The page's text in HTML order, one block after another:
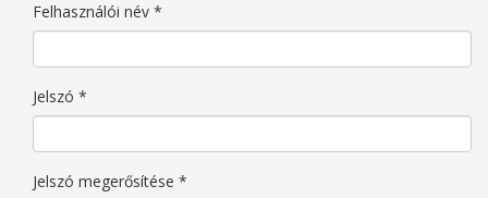
Felhasználói név *
Jelszó *
Jelszó megerősítése *